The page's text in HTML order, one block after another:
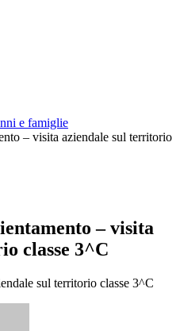
e famiglie
– visita aziendale sul territorio
– visita
classe 3^C
sul territorio classe 3^C